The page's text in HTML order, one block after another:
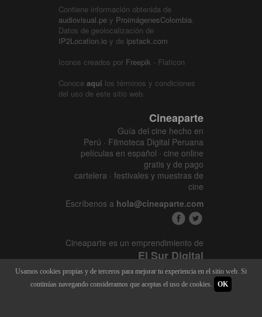
Contiene información obtenida de
audiovisual.pe y ProimágenesColombia.
Datos de geolocalización de
IP2Location.io y de ipstack.com
Iconos creados por Freepik - Flaticon
Conoce aquí los términos y condiciones
del uso de este sitio web.
Cineaparte
Guía del cine hecho en
Perú · Filmoteca Digital Peruana
películas en español · cine online
gratis y de pago
cartelera · festivales y muestras de
cine
Escríbenos a hola@cineaparte.com
Cineaparte es un emprendimiento de
El Sur Digital
www.elsurcine.com
Desarrollado porSALA247
Usamos cookies propias y de terceros para mejorar tu experiencia en el sitio web. Si
continúas navegando consideramos que aceptas el uso de cookies.
OK